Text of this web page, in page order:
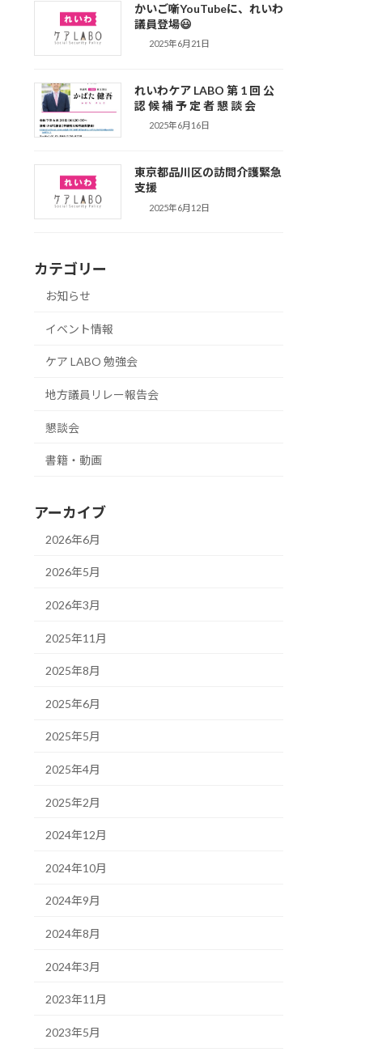
かいご噺YouTubeに、れいわ
議員登場😃
2025年6月21日
れいわケア LABO 第 1 回 公
認 候 補 予 定 者 懇 談 会
2025年6月16日
東京都品川区の訪問介護緊急
支援
2025年6月12日
カテゴリー
お知らせ
イベント情報
ケア LABO 勉強会
地方議員リレー報告会
懇談会
書籍・動画
アーカイブ
2026年6月
2026年5月
2026年3月
2025年11月
2025年8月
2025年6月
2025年5月
2025年4月
2025年2月
2024年12月
2024年10月
2024年9月
2024年8月
2024年3月
2023年11月
2023年5月